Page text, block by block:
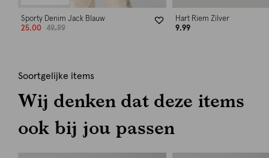
Sporty Denim Jack Blauw
25.00
49.99
Hart Riem Zilver
9.99
Soortgelijke items
Wij denken dat deze items
ook bij jou passen